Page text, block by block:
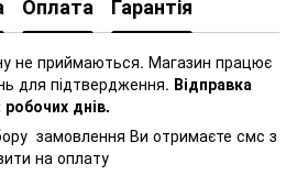
Оплата Гарантія
не приймаються. Магазин працює
для підтвердження. Відправка
днів.
замовлення Ви отримаєте смс з
на оплату